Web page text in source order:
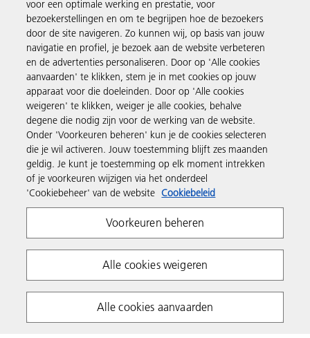
Producten en services
Support en contact
Inspiratie
Volg Ricoh
Privacyverklaring
Algemene voorwaarden
Algemene voorwaarden website
Copyright 2026 Ricoh. All rights reserved.
voor een optimale werking en prestatie, voor
bezoekerstellingen en om te begrijpen hoe de bezoekers
door de site navigeren. Zo kunnen wij, op basis van jouw
navigatie en profiel, je bezoek aan de website verbeteren
en de advertenties personaliseren. Door op 'Alle cookies
aanvaarden' te klikken, stem je in met cookies op jouw
apparaat voor die doeleinden. Door op 'Alle cookies
weigeren' te klikken, weiger je alle cookies, behalve
degene die nodig zijn voor de werking van de website.
Onder 'Voorkeuren beheren' kun je de cookies selecteren
die je wil activeren. Jouw toestemming blijft zes maanden
geldig. Je kunt je toestemming op elk moment intrekken
of je voorkeuren wijzigen via het onderdeel
'Cookiebeheer' van de website Cookiebeleid
Voorkeuren beheren
Alle cookies weigeren
Alle cookies aanvaarden